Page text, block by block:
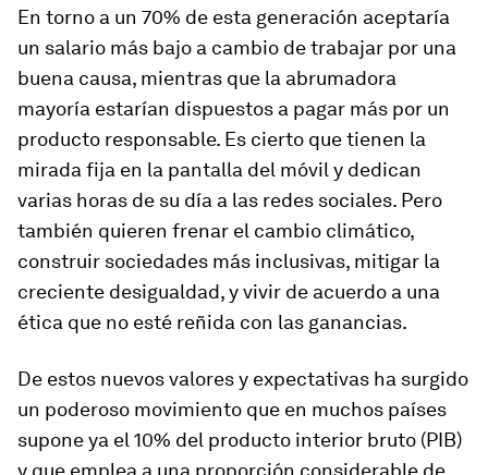
En torno a un 70% de esta generación aceptaría
un salario más bajo a cambio de trabajar por una
buena causa, mientras que la abrumadora
mayoría estarían dispuestos a pagar más por un
producto responsable. Es cierto que tienen la
mirada fija en la pantalla del móvil y dedican
varias horas de su día a las redes sociales. Pero
también quieren frenar el cambio climático,
construir sociedades más inclusivas, mitigar la
creciente desigualdad, y vivir de acuerdo a una
ética que no esté reñida con las ganancias.
De estos nuevos valores y expectativas ha surgido
un poderoso movimiento que en muchos países
supone ya el 10% del producto interior bruto (PIB)
y que emplea a una proporción considerable de